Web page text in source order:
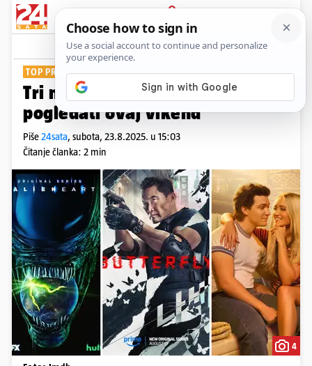
PRIJAVA
Show Komentari
TOP PREPORUKE
Tri nove serije koje se isplati
pogledati ovaj vikend
Piše24sata, subota, 23.8.2025. u 15:03
Čitanje članka: 2 min
4